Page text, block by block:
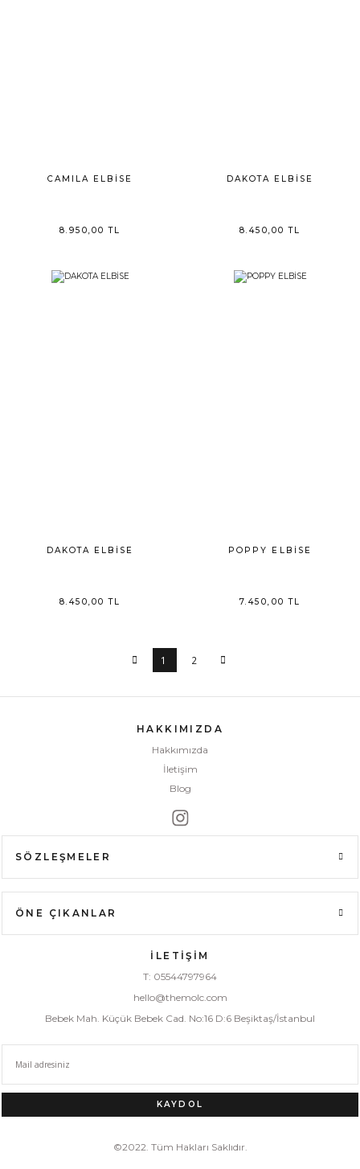
CAMILA ELBİSE
8.950,00 TL
DAKOTA ELBİSE
8.450,00 TL
DAKOTA ELBİSE
8.450,00 TL
POPPY ELBİSE
7.450,00 TL
1 2
HAKKIMIZDA
Hakkımızda
İletişim
Blog
SÖZLEŞMELER
ÖNE ÇIKANLAR
İLETİŞİM
T: 05544797964
hello@themolc.com
Bebek Mah. Küçük Bebek Cad. No:16 D:6 Beşiktaş/İstanbul
KAYDOL
©2022. Tüm Hakları Saklıdır.